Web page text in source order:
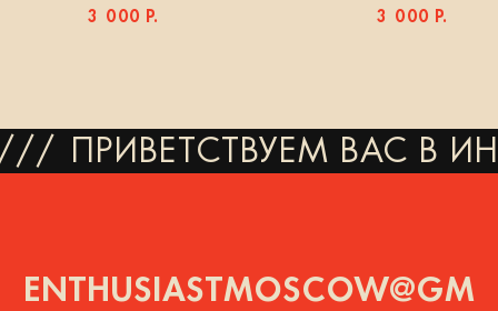
3 000 Р. 3 000 Р.
ПРИВЕТСТВУЕМ ВАС В
///
ENTHUSIASTMOSCOW@GM